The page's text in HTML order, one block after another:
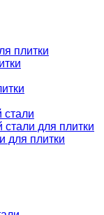
плитки
стали
для плитки
для плитки